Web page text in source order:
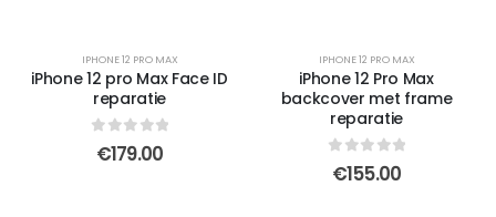
IPHONE 12 PRO MAX
iPhone 12 pro Max Face ID
reparatie
out of 5
€179.00
IPHONE 12 PRO MAX
iPhone 12 Pro Max
backcover met frame
reparatie
0out of 5
€155.00